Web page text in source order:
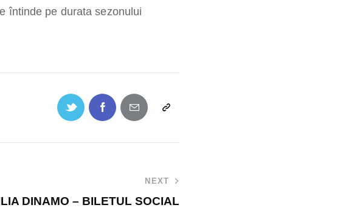
întinde pe durata sezonului
NEXT
DINAMO – BILETUL SOCIAL